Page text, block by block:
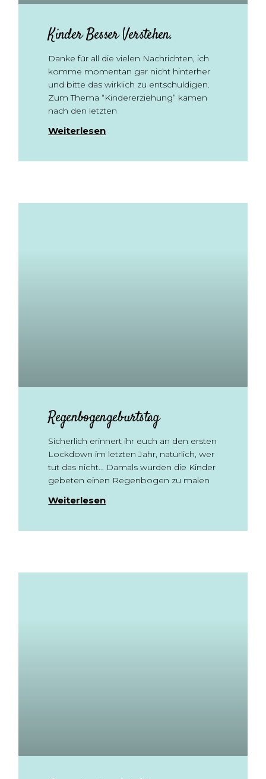
Kinder Besser Verstehen.
Danke für all die vielen Nachrichten, ich
komme momentan gar nicht hinterher
und bitte das wirklich zu entschuldigen.
Zum Thema “Kindererziehung” kamen
nach den letzten
Weiterlesen
Regenbogengeburtstag
Sicherlich erinnert ihr euch an den ersten
Lockdown im letzten Jahr, natürlich, wer
tut das nicht… Damals wurden die Kinder
gebeten einen Regenbogen zu malen
Weiterlesen